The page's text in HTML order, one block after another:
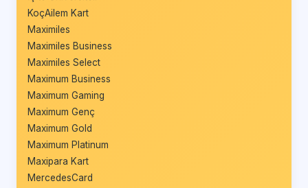
KoçAilem Kart
Maximiles
Maximiles Business
Maximiles Select
Maximum Business
Maximum Gaming
Maximum Genç
Maximum Gold
Maximum Platinum
Maxipara Kart
MercedesCard